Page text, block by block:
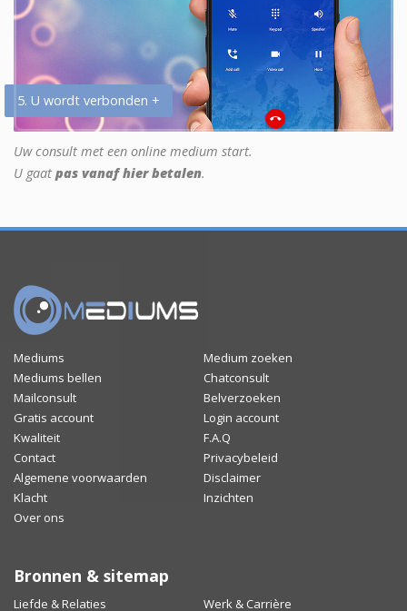
5. U wordt verbonden +
Uw consult met een online medium start.
U gaat pas vanaf hier betalen.
Mediums
Medium zoeken
Mediums bellen
Chatconsult
Mailconsult
Belverzoeken
Gratis account
Login account
Kwaliteit
F.A.Q
Contact
Privacybeleid
Algemene voorwaarden
Disclaimer
Klacht
Inzichten
Over ons
Bronnen & sitemap
Liefde & Relaties Werk & Carrière